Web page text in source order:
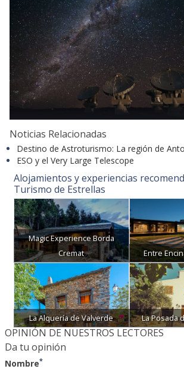
Destino de Astroturismo: La región de
ESO y el Very Large Telescope
Alojamientos y experiencias
Turismo de Estrellas
Magic Experience Borda
Cremat
Entre
La Alquería de Valverde La Posada
OPINIÓN DE NUESTROS LECTORES
Da tu opinión
Nombre*